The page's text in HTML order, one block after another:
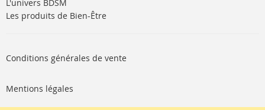
L'univers BDSM
Les produits de Bien-Être
Conditions générales de vente
Mentions légales